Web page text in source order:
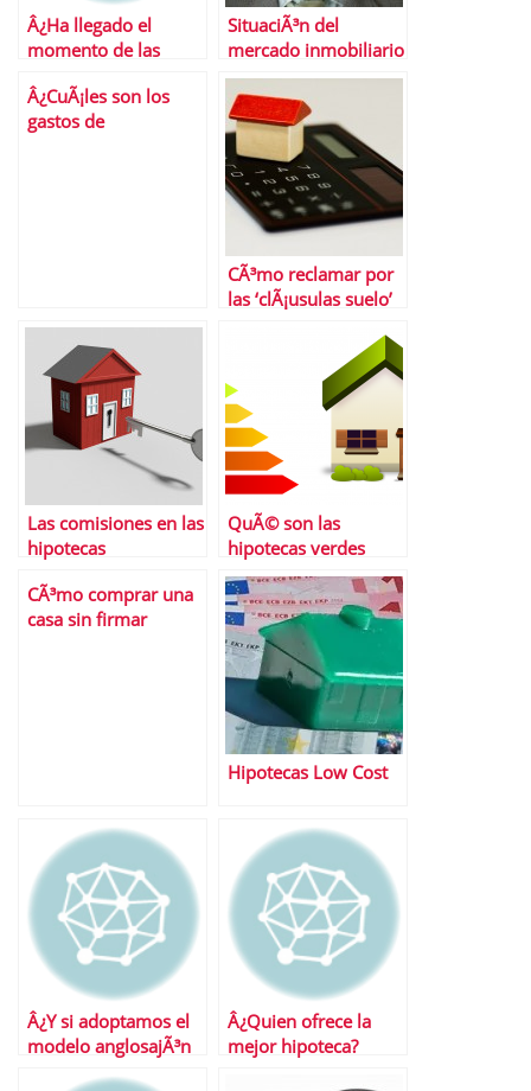
Â¿Ha llegado el
momento de las
Estas son las mejores
SituaciÃ³n del
mercado inmobiliario
espaÃ±ol
independientemente
del tipo IVA
Â¿CuÃ¡les son los
gastos de
CÃ³mo reclamar por
las ‘clÃ¡usulas suelo’
Las comisiones en las
hipotecas
QuÃ© son las
hipotecas verdes
CÃ³mo comprar una
casa sin firmar
Hipotecas Low Cost
Â¿Y si adoptamos el
modelo anglosajÃ³n
Â¿Quien ofrece la
mejor hipoteca?